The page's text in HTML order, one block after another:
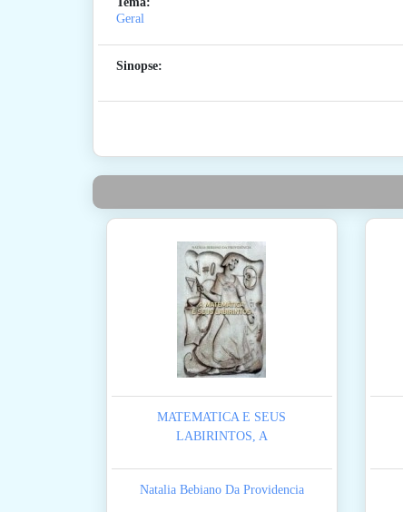
Geral
Sinopse:
MATEMATICA E SEUS
LABIRINTOS, A
Natalia Bebiano Da Providencia